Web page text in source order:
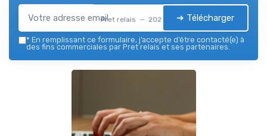
Pret relais — 2026 ➔ Télécharger
* En remplissant ce formulaire, j’accepte d’être contacté(e) à
des fins commerciales par Pret relais et ses partenaires.